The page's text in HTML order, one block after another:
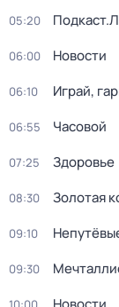
05:20
06:00 Новости
06:10 Играй,
06:55 Часовой
07:25 Здоровье
08:30 Золотая
09:10
09:30